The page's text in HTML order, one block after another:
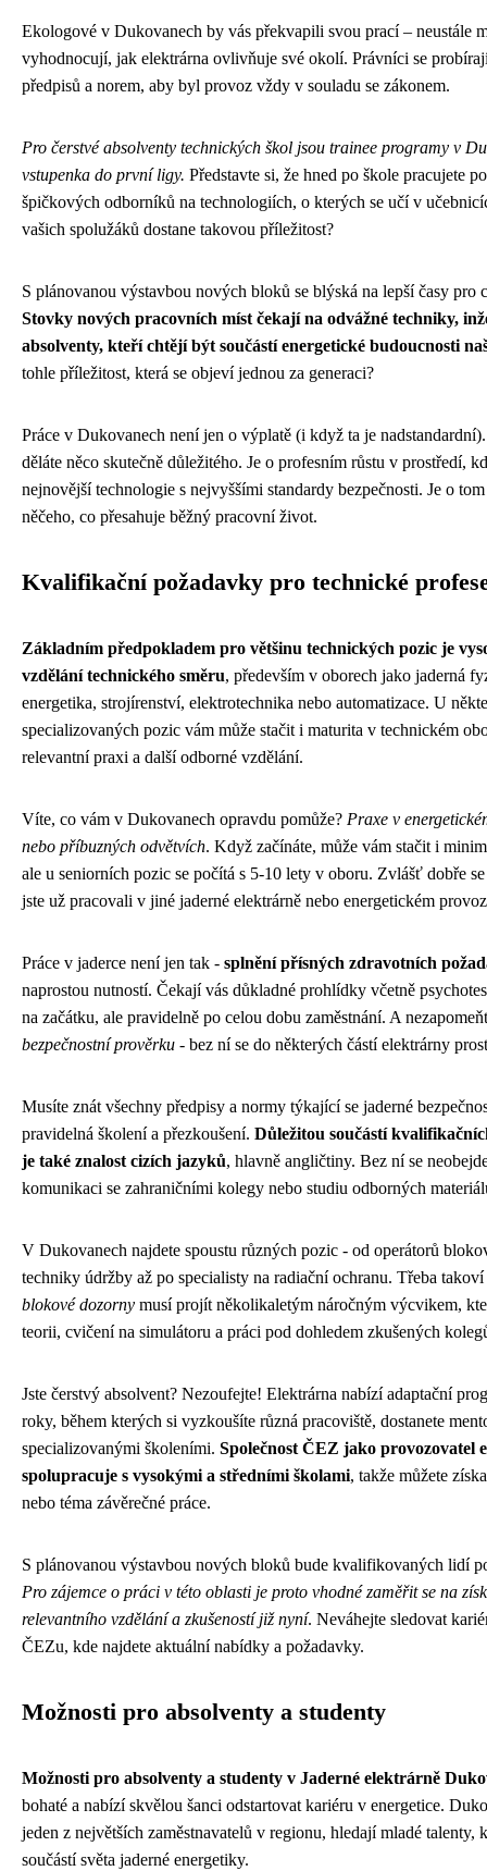
Ekologové v Dukovanech by vás překvapili svou prací – neustále
vyhodnocují, jak elektrárna ovlivňuje své okolí. Právníci se
předpisů a norem, aby byl provoz vždy v souladu se zákonem.
Pro čerstvé absolventy technických škol jsou trainee programy v
vstupenka do první ligy. Představte si, že hned po škole pracujete
špičkových odborníků na technologiích, o kterých se učí v
vašich spolužáků dostane takovou příležitost?
S plánovanou výstavbou nových bloků se blýská na lepší časy pro
Stovky nových pracovních míst čekají na odvážné techniky,
absolventy, kteří chtějí být součástí energetické budoucnosti
tohle příležitost, která se objeví jednou za generaci?
Práce v Dukovanech není jen o výplatě (i když ta je
děláte něco skutečně důležitého. Je o profesním růstu v prostředí,
nejnovější technologie s nejvyššími standardy bezpečnosti. Je o
něčeho, co přesahuje běžný pracovní život.
Kvalifikační požadavky pro technické
Základním předpokladem pro většinu technických pozic je
vzdělání technického směru, především v oborech jako jaderná
energetika, strojírenství, elektrotechnika nebo automatizace. U
specializovaných pozic vám může stačit i maturita v technickém
relevantní praxi a další odborné vzdělání.
Víte, co vám v Dukovanech opravdu pomůže? Praxe v
nebo příbuzných odvětvích. Když začínáte, může vám stačit i
ale u seniorních pozic se počítá s 5-10 lety v oboru. Zvlášť dobře
jste už pracovali v jiné jaderné elektrárně nebo energetickém
Práce v jaderce není jen tak - splnění přísných zdravotních
naprostou nutností. Čekají vás důkladné prohlídky včetně
na začátku, ale pravidelně po celou dobu zaměstnání. A
bezpečnostní prověrku - bez ní se do některých částí elektrárny
Musíte znát všechny předpisy a normy týkající se jaderné
pravidelná školení a přezkoušení. Důležitou součástí
je také znalost cizích jazyků, hlavně angličtiny. Bez ní se
komunikaci se zahraničními kolegy nebo studiu odborných
V Dukovanech najdete spoustu různých pozic - od operátorů
techniky údržby až po specialisty na radiační ochranu. Třeba takoví
blokové dozorny musí projít několikaletým náročným výcvikem,
teorii, cvičení na simulátoru a práci pod dohledem zkušených
Jste čerstvý absolvent? Nezoufejte! Elektrárna nabízí adaptační
roky, během kterých si vyzkoušíte různá pracoviště, dostanete
specializovanými školeními. Společnost ČEZ jako provozovatel
spolupracuje s vysokými a středními školami, takže můžete
nebo téma závěrečné práce.
S plánovanou výstavbou nových bloků bude kvalifikovaných lidí
Pro zájemce o práci v této oblasti je proto vhodné zaměřit se na
relevantního vzdělání a zkušeností již nyní. Neváhejte sledovat
ČEZu, kde najdete aktuální nabídky a požadavky.
Možnosti pro absolventy a studenty
Možnosti pro absolventy a studenty v Jaderné elektrárně
bohaté a nabízí skvělou šanci odstartovat kariéru v energetice.
jeden z největších zaměstnavatelů v regionu, hledají mladé talenty,
součástí světa jaderné energetiky.